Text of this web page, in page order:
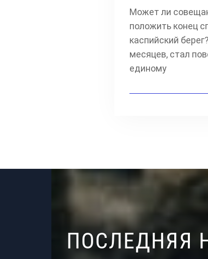
Может ли
положить конец
каспийский
месяцев, стал
единому
ПОСЛЕДНЯЯ